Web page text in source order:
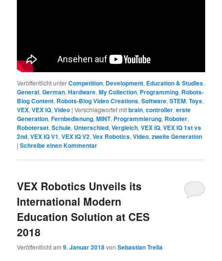
Veröffentlicht unterCompetition, Development, Education & Studies,
General,German,Hardware,My Collection, Programming, Robots-
Blog Content, Robots-Blog Video Creations,Software,STEM,Toys,
VEX,VEX IQ,Video |Verschlagwortet mitbrain,controller,erste
Generation,Fernbedienung,MINT, Programmierung, Roboter,
Roboterset,Schule, Unterschied,Vergleich,VEX IQ,VEX IQ 1st vs
2nd,VEX IQ V1,VEX IQ V2,Vex Robotics,Video,zweite Generation
|Schreibe einen Kommentar
VEX Robotics Unveils its
International Modern
Education Solution at CES
2018
Veröffentlicht am9. Januar 2018vonSebastian Trella